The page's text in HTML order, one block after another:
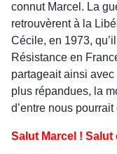
connut Marcel. La
retrouvèrent à la
Cécile, en 1973,
Résistance en
partageait ainsi
plus répandues, la
d’entre nous
Salut Marcel ! Salut